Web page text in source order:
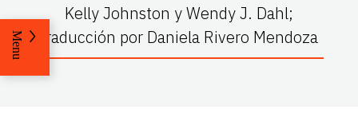
Kelly Johnston y Wendy J. Dahl;
traducción por Daniela Rivero Mendoza
Menu